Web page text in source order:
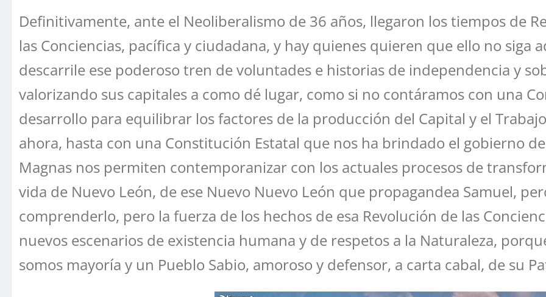
Definitivamente, ante el Neoliberalismo de 36 años, llegaron los tiempos de
las Conciencias, pacífica y ciudadana, y hay quienes quieren que ello no siga
descarrile ese poderoso tren de voluntades e historias de independencia y
valorizando sus capitales a como dé lugar, como si no contáramos con una
desarrollo para equilibrar los factores de la producción del Capital y el
ahora, hasta con una Constitución Estatal que nos ha brindado el gobierno
Magnas nos permiten contemporanizar con los actuales procesos de
vida de Nuevo León, de ese Nuevo Nuevo León que propagandea Samuel,
comprenderlo, pero la fuerza de los hechos de esa Revolución de las
nuevos escenarios de existencia humana y de respetos a la Naturaleza,
somos mayoría y un Pueblo Sabio, amoroso y defensor, a carta cabal, de su